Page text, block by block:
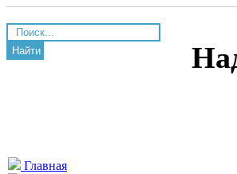
Найти
Главная